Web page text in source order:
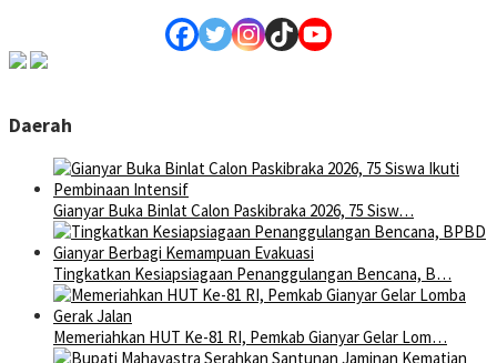
Daerah
Gianyar Buka Binlat Calon Paskibraka 2026, 75 Sisw…
Tingkatkan Kesiapsiagaan Penanggulangan Bencana, B…
Memeriahkan HUT Ke-81 RI, Pemkab Gianyar Gelar Lom…